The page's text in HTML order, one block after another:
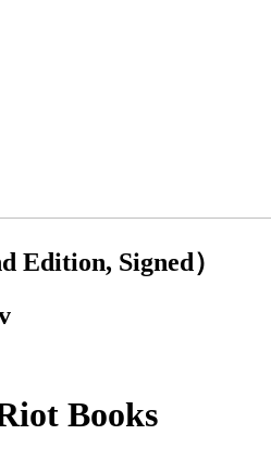
Edition, Signed）
Books